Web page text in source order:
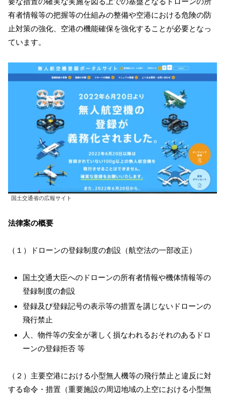
有者情報等の把握等の仕組みの整備や空港における危険の防
止対策の強化、空港の機能確保を強化することが必要となっ
ています。
国土交通省の広報サイト
法律案の概要
（１）ドローンの登録制度の創設（航空法の一部改正）
国土交通大臣へのドローンの所有者情報や機体情報等の
登録制度の創設
登録及び登録記号の表示等の措置を講じないドローンの
飛行禁止
人、物件等の安全が著しく損なわれるおそれのあるドロ
ーンの登録拒否 等
（２）主要空港における小型無人機等の飛行禁止と違反に対
する命令・措置（重要施設の周辺地域の上空における小型無